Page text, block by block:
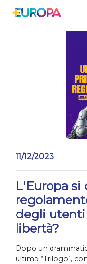
11/12/2023
L'Europa si
degli utenti
libertà?
Dopo un
ultimo “Trilogo”,